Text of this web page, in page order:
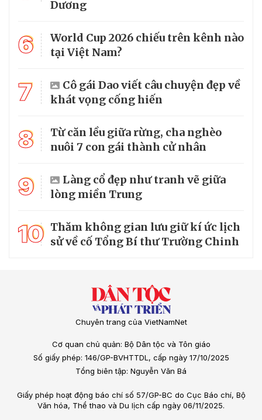
Dương
6
World Cup 2026 chiếu trên kênh nào
tại Việt Nam?
7
Cô gái Dao viết câu chuyện đẹp về
khát vọng cống hiến
8
Từ căn lều giữa rừng, cha nghèo
nuôi 7 con gái thành cử nhân
9
Làng cổ đẹp như tranh vẽ giữa
lòng miền Trung
10 Thăm không gian lưu giữ kí ức lịch
sử về cố Tổng Bí thư Trường Chinh
Chuyên trang của VietNamNet
Cơ quan chủ quản: Bộ Dân tộc và Tôn giáo
Số giấy phép: 146/GP-BVHTTDL, cấp ngày 17/10/2025
Tổng biên tập: Nguyễn Văn Bá
Giấy phép hoạt động báo chí số 57/GP-BC do Cục Báo chí, Bộ
Văn hóa, Thể thao và Du lịch cấp ngày 06/11/2025.